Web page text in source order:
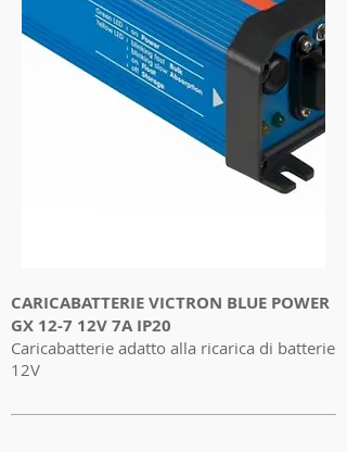
CARICABATTERIE VICTRON BLUE POWER
GX 12-7 12V 7A IP20
Caricabatterie adatto alla ricarica di batterie
12V